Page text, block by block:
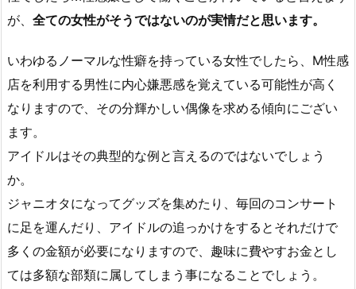
が、 全ての女性がそうではないのが実情だと思います。
いわゆるノーマルな性癖を持っている女性でしたら、M性感
店を利用する男性に内心嫌悪感を覚えている可能性が高く
なりますので、その分輝かしい偶像を求める傾向にござい
ます。
アイドルはその典型的な例と言えるのではないでしょう
か。
ジャニオタになってグッズを集めたり、毎回のコンサート
に足を運んだり、アイドルの追っかけをするとそれだけで
多くの金額が必要になりますので、趣味に費やすお金とし
ては多額な部類に属してしまう事になることでしょう。